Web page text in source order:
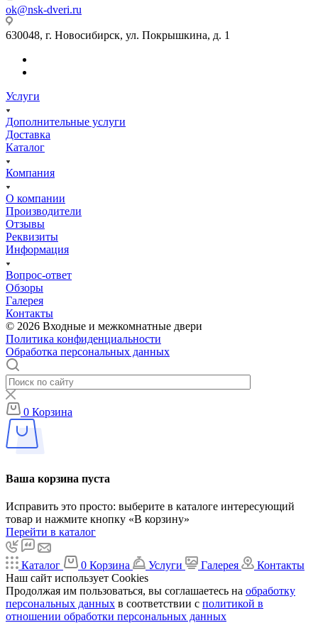
ok@nsk-dveri.ru
630048, г. Новосибирск, ул. Покрышкина, д. 1
Услуги
Дополнительные услуги
Доставка
Каталог
Компания
О компании
Производители
Отзывы
Реквизиты
Информация
Вопрос-ответ
Обзоры
Галерея
Контакты
© 2026 Входные и межкомнатные двери
Политика конфиденциальности
Обработка персональных данных
0 Корзина
Ваша корзина пуста
Исправить это просто: выберите в каталоге интересующий
товар и нажмите кнопку «В корзину»
Перейти в каталог
Каталог 0 Корзина Услуги Галерея
Контакты
Наш сайт использует Cookies
Продолжая им пользоваться, вы соглашаетесь на обработку
персональных данных в соответствии с политикой в
отношении обработки персональных данных